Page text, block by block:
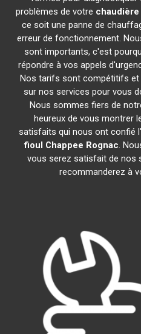
problèmes de votre
ce soit une panne de
erreur de fonctionnement.
sont importants, c'est
répondre à vos appels
Nos tarifs sont compétitifs
sur nos services pour vous
Nous sommes fiers de
heureux de vous montrer
satisfaits qui nous ont confié
fioul Chappee Rognac.
vous serez satisfait de nos
recommanderez à